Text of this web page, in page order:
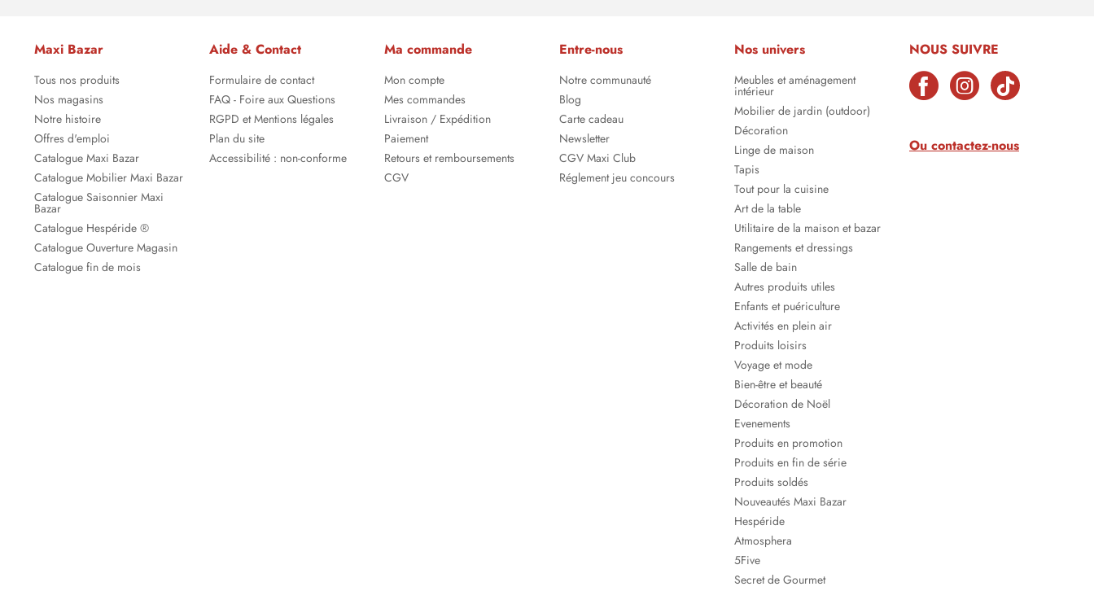
Maxi Bazar
Tous nos produits
Nos magasins
Notre histoire
Offres d'emploi
Catalogue Maxi Bazar
Catalogue Mobilier Maxi Bazar
Catalogue Saisonnier Maxi
Bazar
Catalogue Hespéride ®
Catalogue Ouverture Magasin
Catalogue fin de mois
Aide & Contact
Formulaire de contact
FAQ - Foire aux Questions
RGPD et Mentions légales
Plan du site
Accessibilité : non-conforme
Ma commande
Mon compte
Mes commandes
Livraison / Expédition
Paiement
Retours et remboursements
CGV
Entre-nous
Notre communauté
Blog
Carte cadeau
Newsletter
CGV Maxi Club
Réglement jeu concours
Nos univers
Meubles et aménagement
intérieur
Mobilier de jardin (outdoor)
Décoration
Linge de maison
Tapis
Tout pour la cuisine
Art de la table
Utilitaire de la maison et bazar
Rangements et dressings
Salle de bain
Autres produits utiles
Enfants et puériculture
Activités en plein air
Produits loisirs
Voyage et mode
Bien-être et beauté
Décoration de Noël
Evenements
Produits en promotion
Produits en fin de série
Produits soldés
Nouveautés Maxi Bazar
Hespéride
Atmosphera
5Five
Secret de Gourmet
NOUS SUIVRE
Ou contactez-nous